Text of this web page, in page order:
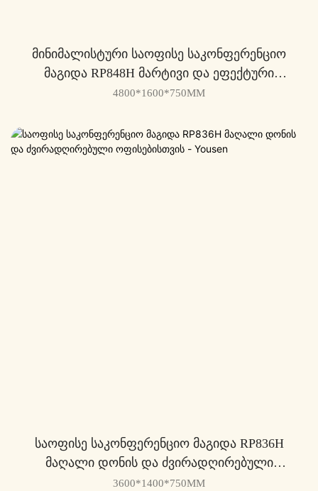
Მინიმალისტური Საოფისე Საკონფერენციო
Მაგიდა RP848H Მარტივი Და Ეფექტური
Შეხვედრებისთვის - Yousen
4800*1600*750MM
Საოფისე Საკონფერენციო Მაგიდა RP836H
Მაღალი Დონის Და Ძვირადღირებული
Ოფისებისთვის - Yousen
3600*1400*750MM